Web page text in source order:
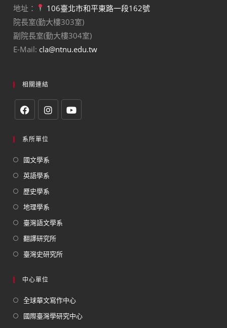
地址：
106臺北市和平東路一段162號
院長室(勤大樓303室)
副院長室(勤大樓304室)
E-Mail: cla@ntnu.edu.tw
相關連結
系所單位
國文學系
英語學系
歷史學系
地理學系
臺灣語文學系
翻譯研究所
臺灣史研究所
中心單位
全球華文寫作中心
國際臺灣學研究中心